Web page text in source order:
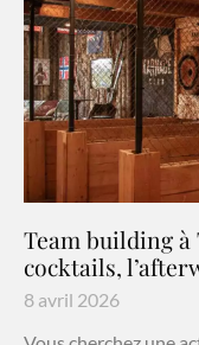
Team building à
cocktails,
8 avril 2026